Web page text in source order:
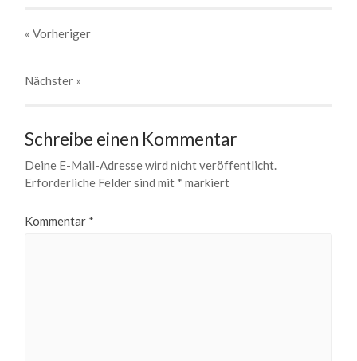
« Vorheriger
Nächster »
Schreibe einen Kommentar
Deine E-Mail-Adresse wird nicht veröffentlicht.
Erforderliche Felder sind mit * markiert
Kommentar *